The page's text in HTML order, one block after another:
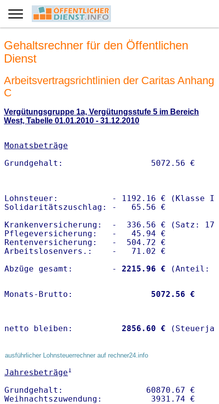
Gehaltsrechner für den Öffentlichen
Dienst
Arbeitsvertragsrichtlinien der Caritas Anhang
C
Vergütungsgruppe 1a, Vergütungsstufe 5 im Bereich
West, Tabelle 01.01.2010 - 31.12.2010
Monatsbeträge
Lohnsteuer:           - 1192.16 € (Klasse I)
Solidaritätszuschlag: -   65.56 €
Krankenversicherung:  -  336.56 € (Satz:
Pflegeversicherung:   -   45.94 €
Rentenversicherung:   -  504.72 €
Arbeitslosenvers.:    -   71.02 €
Abzüge gesamt:        -
2215.96 €
Monats-Brutto: 5072.56 €
netto bleiben: 2856.60 €
ausführlicher Lohnsteuerrechner auf rechner24.info
Jahresbeträge1
Grundgehalt:                 60870.67 €
Weihnachtszuwendung:          3931.74 €